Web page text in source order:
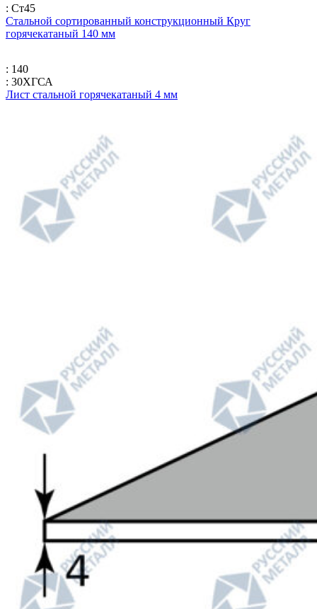
: Ст45
Стальной сортированный конструкционный Круг
горячекатаный 140 мм
: 140
: 30ХГСА
Лист стальной горячекатаный 4 мм